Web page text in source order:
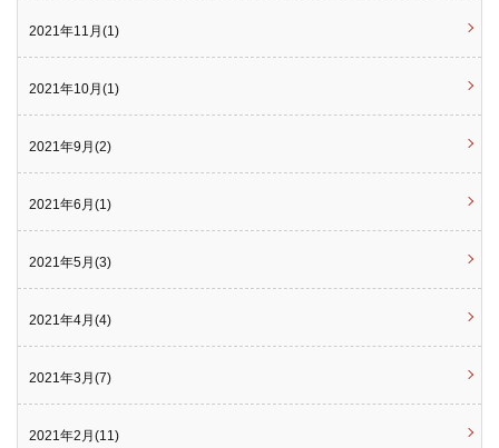
2021年11月(1)
2021年10月(1)
2021年9月(2)
2021年6月(1)
2021年5月(3)
2021年4月(4)
2021年3月(7)
2021年2月(11)